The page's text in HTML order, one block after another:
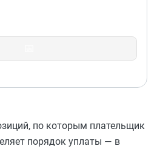
по которым плательщик
порядок уплаты — в